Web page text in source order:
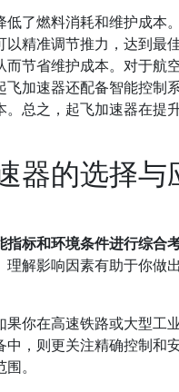
了燃料消耗和维护成本
精准调节推力，达到最
节省维护成本。对于航
加速器还配备智能控制
总之，起飞加速器在提
器的选择
标和环境条件进行综合考
解影响因素有助于你做
你在高速铁路或大型工
，则更关注精确控制和
。